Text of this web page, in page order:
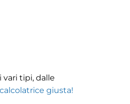
tipi, dalle
giusta!